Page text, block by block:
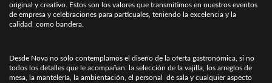
original y creativo. Estos son los valores que transmitimos en nuestros eventos
de empresa y celebraciones para particuales, teniendo la excelencia y la
calidad como bandera.
Desde Nova no sólo contemplamos el diseño de la oferta gastronómica, si no
todos los detalles que le acompañan: la selección de la vajilla, los arreglos de
mesa, la mantelería, la ambientación, el personal de sala y cualquier aspecto